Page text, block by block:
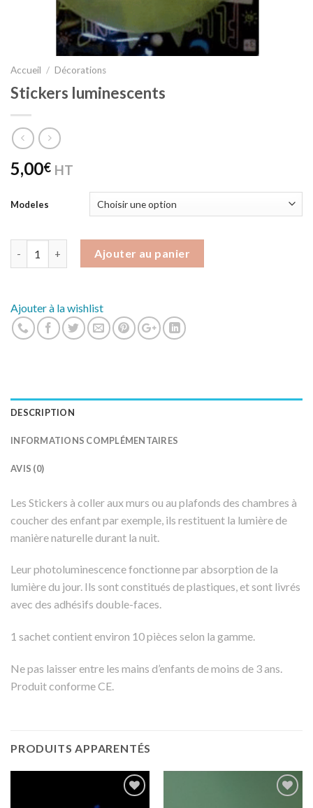
Accueil / Décorations
Stickers luminescents
5,00€ HT
Modeles
Ajouter au panier
Ajouter à la wishlist
DESCRIPTION
INFORMATIONS COMPLÉMENTAIRES
AVIS (0)
Les Stickers à coller aux murs ou au plafonds des chambres à
coucher des enfant par exemple, ils restituent la lumière de
manière naturelle durant la nuit.
Leur photoluminescence fonctionne par absorption de la
lumière du jour. Ils sont constitués de plastiques, et sont livrés
avec des adhésifs double-faces.
1 sachet contient environ 10 pièces selon la gamme.
Ne pas laisser entre les mains d’enfants de moins de 3 ans.
Produit conforme CE.
PRODUITS APPARENTÉS